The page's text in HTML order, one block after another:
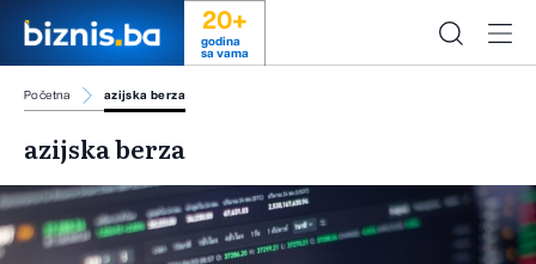
20+
godina
sa vama
Početna azijska berza
azijska berza